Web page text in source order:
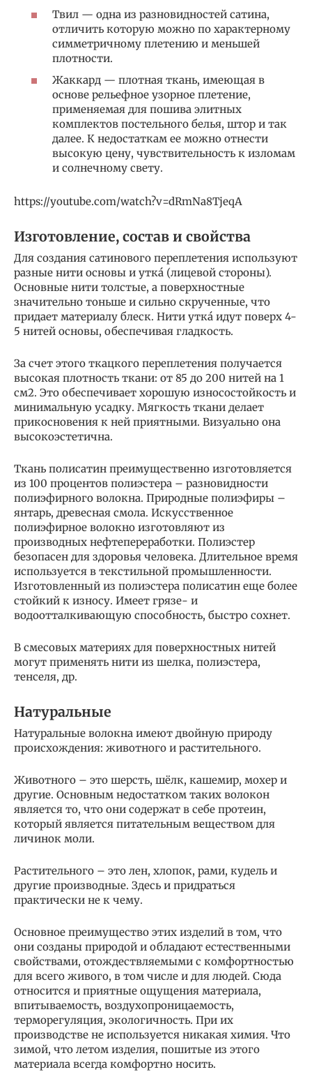
Твил — одна из разновидностей сатина,
отличить которую можно по характерному
симметричному плетению и меньшей
плотности.
Жаккард — плотная ткань, имеющая в
основе рельефное узорное плетение,
применяемая для пошива элитных
комплектов постельного белья, штор и так
далее. К недостаткам ее можно отнести
высокую цену, чувствительность к изломам
и солнечному свету.
https://youtube.com/watch?v=dRmNa8TjeqA
Изготовление, состав и свойства
Для создания сатинового переплетения используют
разные нити основы и уткá (лицевой стороны).
Основные нити толстые, а поверхностные
значительно тоньше и сильно скрученные, что
придает материалу блеск. Нити уткá идут поверх 4-
5 нитей основы, обеспечивая гладкость.
За счет этого ткацкого переплетения получается
высокая плотность ткани: от 85 до 200 нитей на 1
см2. Это обеспечивает хорошую износостойкость и
минимальную усадку. Мягкость ткани делает
прикосновения к ней приятными. Визуально она
высокоэстетична.
Ткань полисатин преимущественно изготовляется
из 100 процентов полиэстера – разновидности
полиэфирного волокна. Природные полиэфиры –
янтарь, древесная смола. Искусственное
полиэфирное волокно изготовляют из
производных нефтепереработки. Полиэстер
безопасен для здоровья человека. Длительное время
используется в текстильной промышленности.
Изготовленный из полиэстера полисатин еще более
стойкий к износу. Имеет грязе- и
водоотталкивающую способность, быстро сохнет.
В смесовых материях для поверхностных нитей
могут применять нити из шелка, полиэстера,
тенселя, др.
Натуральные
Натуральные волокна имеют двойную природу
происхождения: животного и растительного.
Животного – это шерсть, шёлк, кашемир, мохер и
другие. Основным недостатком таких волокон
является то, что они содержат в себе протеин,
который является питательным веществом для
личинок моли.
Растительного – это лен, хлопок, рами, кудель и
другие производные. Здесь и придраться
практически не к чему.
Основное преимущество этих изделий в том, что
они созданы природой и обладают естественными
свойствами, отождествляемыми с комфортностью
для всего живого, в том числе и для людей. Сюда
относится и приятные ощущения материала,
впитываемость, воздухопроницаемость,
терморегуляция, экологичность. При их
производстве не используется никакая химия. Что
зимой, что летом изделия, пошитые из этого
материала всегда комфортно носить.